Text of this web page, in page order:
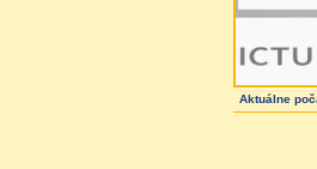
Aktuálne